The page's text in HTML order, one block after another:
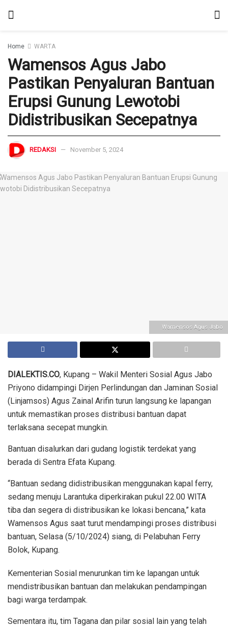
Home WARTA
Wamensos Agus Jabo
Pastikan Penyaluran Bantuan
Erupsi Gunung Lewotobi
Didistribusikan Secepatnya
REDAKSI November 5, 2024
Wamensos Agus Jabo
DIALEKTIS.CO, Kupang – Wakil Menteri Sosial Agus Jabo
Priyono didampingi Dirjen Perlindungan dan Jaminan Sosial
(Linjamsos) Agus Zainal Arifin turun langsung ke lapangan
untuk memastikan proses distribusi bantuan dapat
terlaksana secepat mungkin.
Bantuan disalurkan dari gudang logistik terdekat yang
berada di Sentra Efata Kupang.
“Bantuan sedang didistribusikan menggunakan kapal ferry,
sedang menuju Larantuka diperkirakan pukul 22.00 WITA
tiba dan segera di distribusikan ke lokasi bencana,” kata
Wamensos Agus saat turut mendampingi proses distribusi
bantuan, Selasa (5/10/2024) siang, di Pelabuhan Ferry
Bolok, Kupang.
Kementerian Sosial menurunkan tim ke lapangan untuk
mendistribusikan bantuan dan melakukan pendampingan
bagi warga terdampak.
Sementara itu, tim Tagana dan pilar sosial lain yang telah